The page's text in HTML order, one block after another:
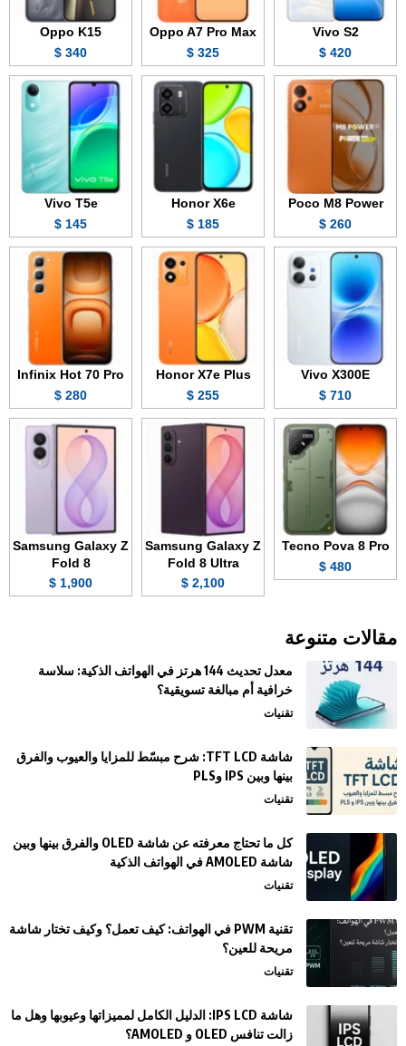
Vivo S2
420 $
Oppo A7 Pro Max
325 $
Oppo K15
340 $
Poco M8 Power
260 $
Honor X6e
185 $
Vivo T5e
145 $
Vivo X300E
710 $
Honor X7e Plus
255 $
Infinix Hot 70 Pro
280 $
Tecno Pova 8 Pro
480 $
Samsung Galaxy Z
Fold 8 Ultra
2,100 $
Samsung Galaxy Z
Fold 8
1,900 $
مقالات متنوعة
معدل تحديث 144 هرتز في الهواتف الذكية: سلاسة
خرافية أم مبالغة تسويقية؟
تقنيات
شاشة TFT LCD: شرح مبسّط للمزايا والعيوب والفرق
بينها وبين IPS وPLS
تقنيات
كل ما تحتاج معرفته عن شاشة OLED والفرق بينها وبين
شاشة AMOLED في الهواتف الذكية
تقنيات
تقنية PWM في الهواتف: كيف تعمل؟ وكيف تختار شاشة
مريحة للعين؟
تقنيات
شاشة IPS LCD: الدليل الكامل لمميزاتها وعيوبها وهل ما
زالت تنافس OLED و AMOLED؟